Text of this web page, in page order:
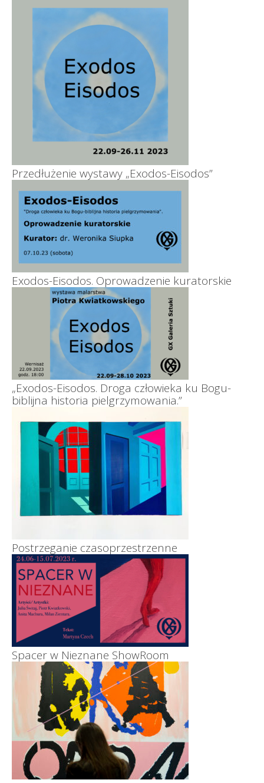
Przedłużenie wystawy „Exodos-Eisodos”
Exodos-Eisodos. Oprowadzenie kuratorskie
„Exodos-Eisodos. Droga człowieka ku Bogu-
biblijna historia pielgrzymowania.”
Postrzeganie czasoprzestrzenne
Spacer w Nieznane ShowRoom